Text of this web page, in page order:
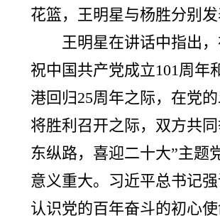
花篮，王明星与杨胜分别发
王明星在讲话中指出
祝中国共产党成立101周年
港回归25周年之际，在党
将胜利召开之际，双方共
东纵路，喜迎二十大”主题
意义重大。习近平总书记强
认识党的百年奋斗的初心使